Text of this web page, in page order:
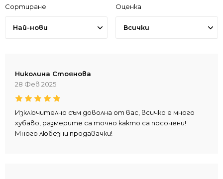
Сортиране
Най-нови
Оценка
Всички
Николина Стоянова
28 Фев 2025
Изключително съм доволна от вас, всичко е много
хубаво, размерите са точно както са посочени!
Много любезни продавачки!